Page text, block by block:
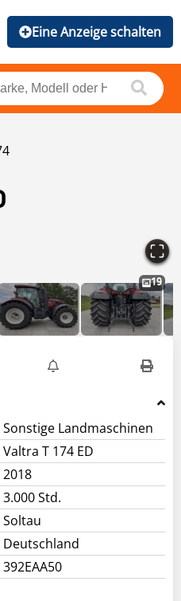
Eine Anzeige schalten
19
Sonstige Landmaschinen
Valtra T 174 ED
2018
3.000 Std.
Soltau
Deutschland
392EAA50